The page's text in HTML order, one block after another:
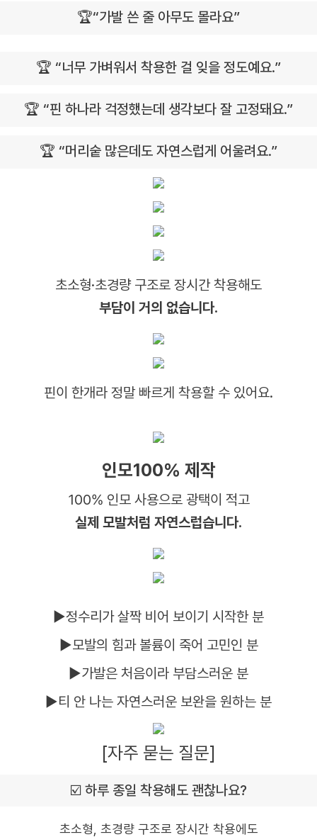
🏆“가발 쓴 줄 아무도 몰라요”
🏆 “너무 가벼워서 착용한 걸 잊을 정도예요.”
🏆 “핀 하나라 걱정했는데 생각보다 잘 고정돼요.”
🏆 “머리숱 많은데도 자연스럽게 어울려요.”
초소형·초경량 구조로 장시간 착용해도
부담이 거의 없습니다.
핀이 한개라 정말 빠르게 착용할 수 있어요.
인모100% 제작
100% 인모 사용으로 광택이 적고
실제 모발처럼 자연스럽습니다.
▶정수리가 살짝 비어 보이기 시작한 분
▶모발의 힘과 볼륨이 죽어 고민인 분
▶가발은 처음이라 부담스러운 분
▶티 안 나는 자연스러운 보완을 원하는 분
[자주 묻는 질문]
☑️ 하루 종일 착용해도 괜찮나요?
초소형, 초경량 구조로 장시간 착용에도